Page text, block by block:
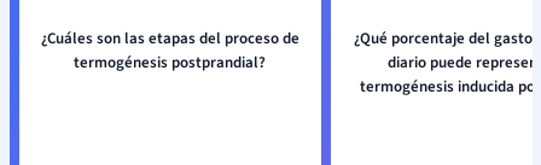
¿Cuáles son las etapas del proceso de
termogénesis postprandial?
¿Qué porcentaje del gasto
diario puede
termogénesis inducida